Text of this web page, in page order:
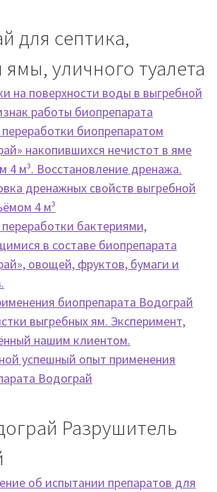
для септика,
уличного туалета
на поверхности воды в выгребной
работы биопрепарата
биопрепаратом
накопившихся нечистот в яме
4 м³. Восстановление дренажа.
дренажных свойств выгребной
4 м³
бактериями,
в составе биопрепарата
овощей, фруктов, бумаги и
биопрепарата Водограй
выгребных ям. Эксперимент,
нашим клиентом.
успешный опыт применения
Водограй
Разрушитель
об испытании препаратов для